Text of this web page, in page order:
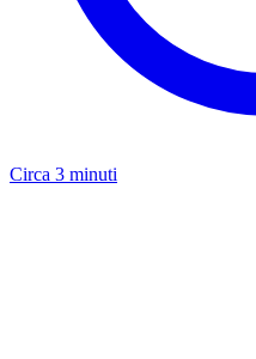
Circa 3 minuti